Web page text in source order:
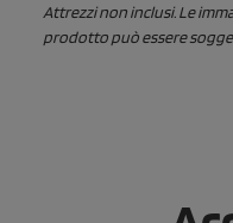
Attrezzi non inclusi. Le
prodotto può essere